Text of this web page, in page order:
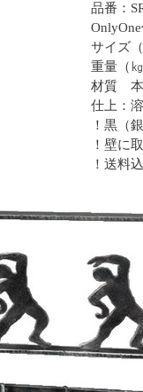
品番：
サイズ
重量（
材質
仕上：
！黒（
！壁に
！送料